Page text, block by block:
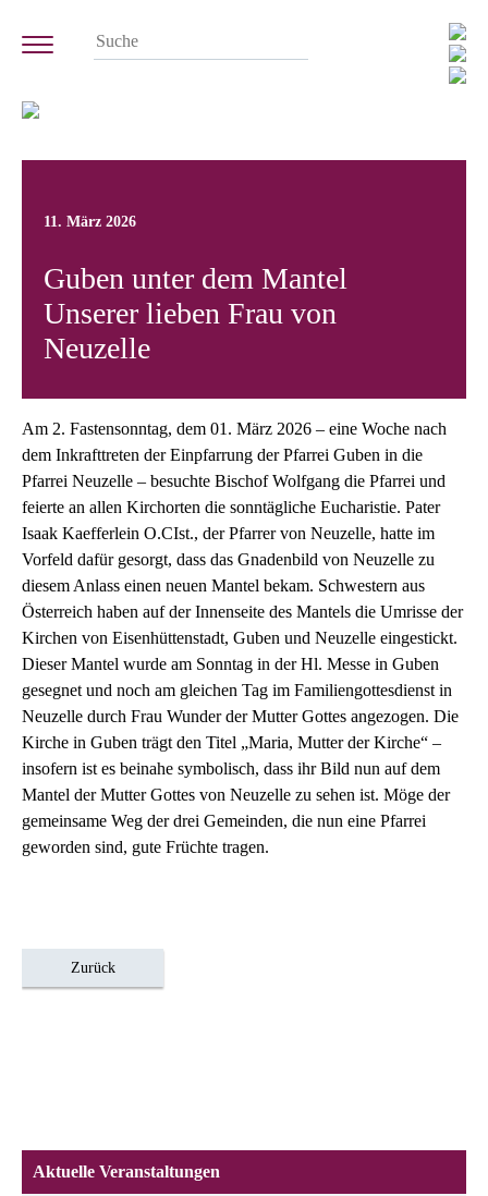
11. März 2026
Guben unter dem Mantel
Unserer lieben Frau von
Neuzelle
Am 2. Fastensonntag, dem 01. März 2026 – eine Woche nach
dem Inkrafttreten der Einpfarrung der Pfarrei Guben in die
Pfarrei Neuzelle – besuchte Bischof Wolfgang die Pfarrei und
feierte an allen Kirchorten die sonntägliche Eucharistie. Pater
Isaak Kaefferlein O.CIst., der Pfarrer von Neuzelle, hatte im
Vorfeld dafür gesorgt, dass das Gnadenbild von Neuzelle zu
diesem Anlass einen neuen Mantel bekam. Schwestern aus
Österreich haben auf der Innenseite des Mantels die Umrisse der
Kirchen von Eisenhüttenstadt, Guben und Neuzelle eingestickt.
Dieser Mantel wurde am Sonntag in der Hl. Messe in Guben
gesegnet und noch am gleichen Tag im Familiengottesdienst in
Neuzelle durch Frau Wunder der Mutter Gottes angezogen. Die
Kirche in Guben trägt den Titel „Maria, Mutter der Kirche“ –
insofern ist es beinahe symbolisch, dass ihr Bild nun auf dem
Mantel der Mutter Gottes von Neuzelle zu sehen ist. Möge der
gemeinsame Weg der drei Gemeinden, die nun eine Pfarrei
geworden sind, gute Früchte tragen.
Zurück
Aktuelle Veranstaltungen